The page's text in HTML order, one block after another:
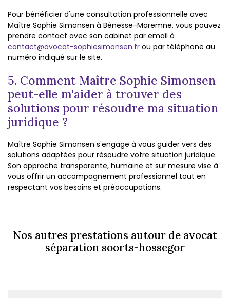
Pour bénéficier d'une consultation professionnelle avec
Maître Sophie Simonsen à Bénesse-Maremne, vous pouvez
prendre contact avec son cabinet par email à
contact@avocat-sophiesimonsen.fr ou par téléphone au
numéro indiqué sur le site.
5. Comment Maître Sophie Simonsen
peut-elle m'aider à trouver des
solutions pour résoudre ma situation
juridique ?
Maître Sophie Simonsen s'engage à vous guider vers des
solutions adaptées pour résoudre votre situation juridique.
Son approche transparente, humaine et sur mesure vise à
vous offrir un accompagnement professionnel tout en
respectant vos besoins et préoccupations.
Nos autres prestations autour de avocat
séparation soorts-hossegor